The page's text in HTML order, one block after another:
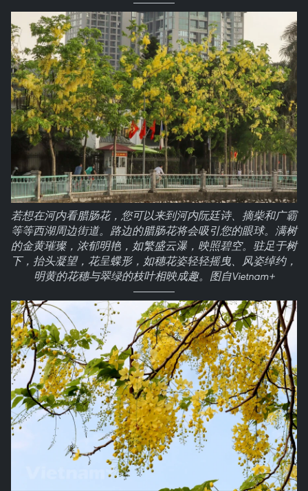
若想在河内看腊肠花，您可以来到河内阮廷诗、摘柴和广霸
等等西湖周边街道。路边的腊肠花将会吸引您的眼球。满树
的金黄璀璨，浓郁明艳，如繁盛云瀑，映照碧空。驻足于树
下，抬头凝望，花呈蝶形，如穗花姿轻轻摇曳、风姿绰约，
明黄的花穗与翠绿的枝叶相映成趣。图自Vietnam+